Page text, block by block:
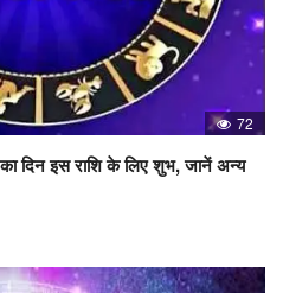
72
दिन इस राशि के लिए शुभ, जानें अन्य